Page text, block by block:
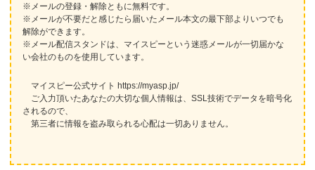
※メールの登録・解除ともに無料です。
※メールが不要だと感じたら届いたメール本文の最下部よりいつでも
解除ができます。
※メール配信スタンドは、マイスピーという迷惑メールが一切届かな
い会社のものを使用しています。
マイスピー公式サイト https://myasp.jp/
ご入力頂いたあなたの大切な個人情報は、SSL技術でデータを暗号化
されるので、
第三者に情報を盗み取られる心配は一切ありません。